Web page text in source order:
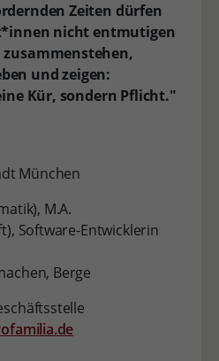
Zeiten dürfen
nicht entmutigen
zusammenstehen,
und zeigen:
Kür, sondern Pflicht."
München
M.A.
Software-Entwicklerin
Berge